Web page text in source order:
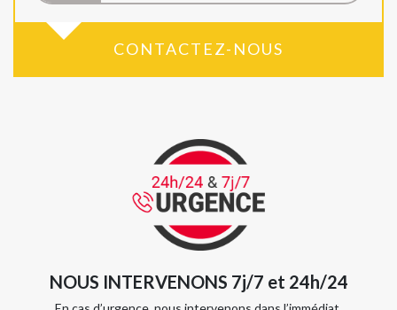
CONTACTEZ-NOUS
NOUS INTERVENONS 7j/7 et 24h/24